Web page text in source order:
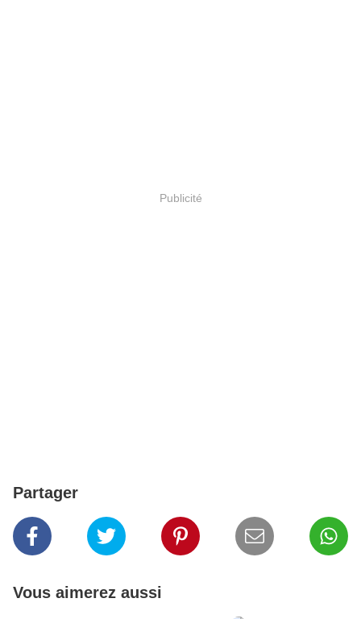
Publicité
Partager
Vous aimerez aussi